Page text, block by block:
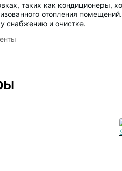
таких как кондиционеры,
отопления помещений.
снабжению и очистке.